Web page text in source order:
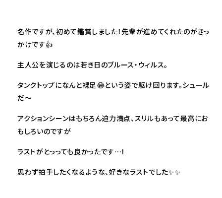
名作ですが、初めて鑑賞しました！先輩が進めてくれたのがきっ
かけです👍
主人公を演じるのは若き日のブルース・ウィルス。
タンクトップになんと裸足😂という姿で駆け回ります。シュール
だ～
アクションシーンはもちろん迫力満点、スリルもあって最高にお
もしろいのですが
ラストがとっっても良かったです…！
思わず拍手したくなるような、好きなラストでした✨✨